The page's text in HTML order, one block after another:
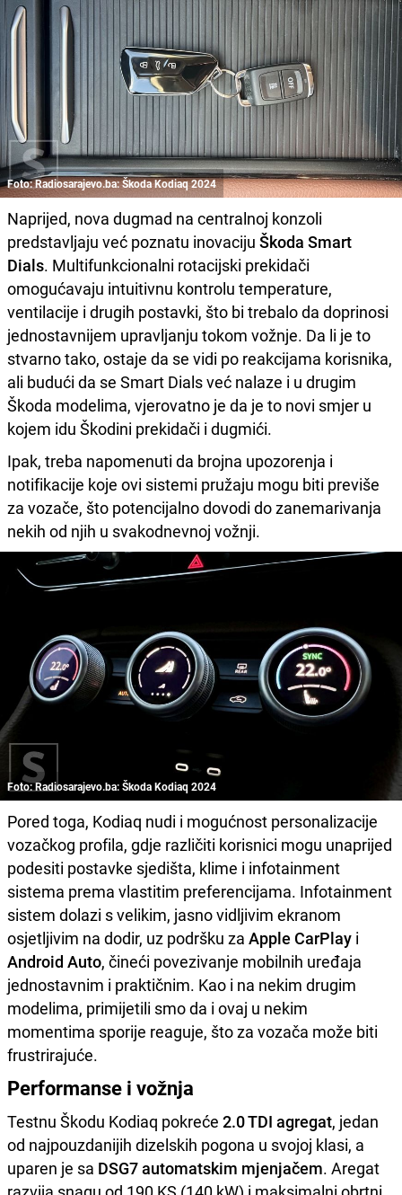
Foto: Radiosarajevo.ba: Škoda Kodiaq 2024
Naprijed, nova dugmad na centralnoj konzoli
predstavljaju već poznatu inovaciju Škoda Smart
Dials. Multifunkcionalni rotacijski prekidači
omogućavaju intuitivnu kontrolu temperature,
ventilacije i drugih postavki, što bi trebalo da doprinosi
jednostavnijem upravljanju tokom vožnje. Da li je to
stvarno tako, ostaje da se vidi po reakcijama korisnika,
ali budući da se Smart Dials već nalaze i u drugim
Škoda modelima, vjerovatno je da je to novi smjer u
kojem idu Škodini prekidači i dugmići.
Ipak, treba napomenuti da brojna upozorenja i
notifikacije koje ovi sistemi pružaju mogu biti previše
za vozače, što potencijalno dovodi do zanemarivanja
nekih od njih u svakodnevnoj vožnji.
Foto: Radiosarajevo.ba: Škoda Kodiaq 2024
Pored toga, Kodiaq nudi i mogućnost personalizacije
vozačkog profila, gdje različiti korisnici mogu unaprijed
podesiti postavke sjedišta, klime i infotainment
sistema prema vlastitim preferencijama. Infotainment
sistem dolazi s velikim, jasno vidljivim ekranom
osjetljivim na dodir, uz podršku za Apple CarPlay i
Android Auto, čineći povezivanje mobilnih uređaja
jednostavnim i praktičnim. Kao i na nekim drugim
modelima, primijetili smo da i ovaj u nekim
momentima sporije reaguje, što za vozača može biti
frustrirajuće.
Performanse i vožnja
Testnu Škodu Kodiaq pokreće 2.0 TDI agregat, jedan
od najpouzdanijih dizelskih pogona u svojoj klasi, a
uparen je sa DSG7 automatskim mjenjačem. Aregat